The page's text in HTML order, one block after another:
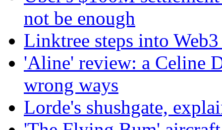
not be enough
Linktree steps into
'Aline' review: a Celine
wrong ways
Lorde's shushgate,